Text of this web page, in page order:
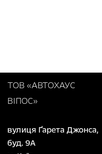
ТОВ «АВТОХАУС
ВІПОС»
вулиця Ґарета Джонса,
буд. 9А